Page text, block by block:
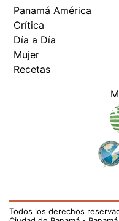
Panamá América
Crítica
Día a Día
Mujer
Recetas
Todos los derechos